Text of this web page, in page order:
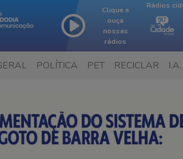
Clique e
ouça
nossas
rádios
Rádios
POLÍTICA PET RECICLAR I.A.